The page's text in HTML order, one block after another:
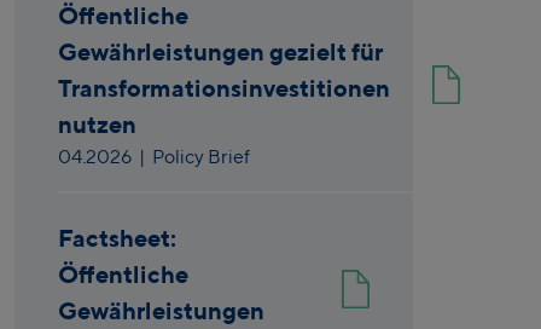
Öffentliche
Gewährleistungen gezielt für
Transformationsinvestitionen
nutzen
04.2026 | Policy Brief
Factsheet:
Öffentliche
Gewährleistungen